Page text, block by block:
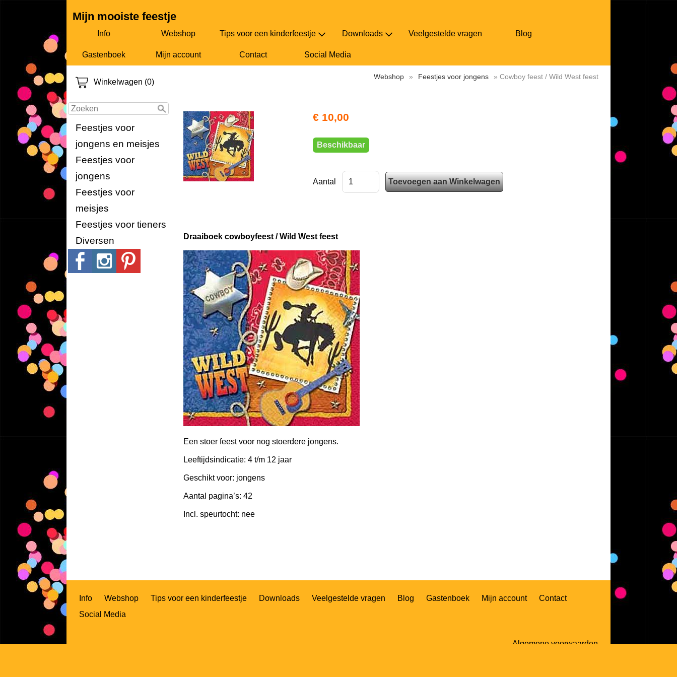
Mijn mooiste feestje
Info Webshop Tips voor een kinderfeestje Downloads Veelgestelde vragen Blog
Gastenboek Mijn account Contact Social Media
Winkelwagen (0)
Feestjes voor
jongens en meisjes
Feestjes voor
jongens
Feestjes voor
meisjes
Feestjes voor tieners
Diversen
Webshop » Feestjes voor jongens » Cowboy feest / Wild West feest
€ 10,00
Beschikbaar
Aantal
Draaiboek cowboyfeest / Wild West feest
Een stoer feest voor nog stoerdere jongens.
Leeftijdsindicatie: 4 t/m 12 jaar
Geschikt voor: jongens
Aantal pagina’s: 42
Incl. speurtocht: nee
Info Webshop Tips voor een kinderfeestje Downloads Veelgestelde vragen Blog Gastenboek Mijn account
Contact
Social Media
Algemene voorwaarden